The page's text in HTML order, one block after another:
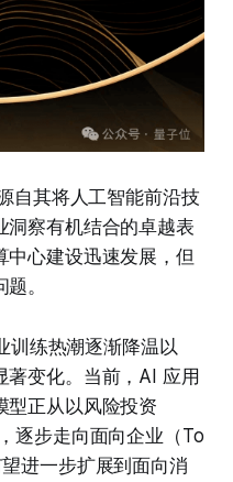
自其将人工智能前沿技
洞察有机结合的卓越表
中心建设迅速发展，但
。
训练热潮逐渐降温以
著变化。当前，AI 应用
型正从以风险投资
逐步走向面向企业（To
进一步扩展到面向消